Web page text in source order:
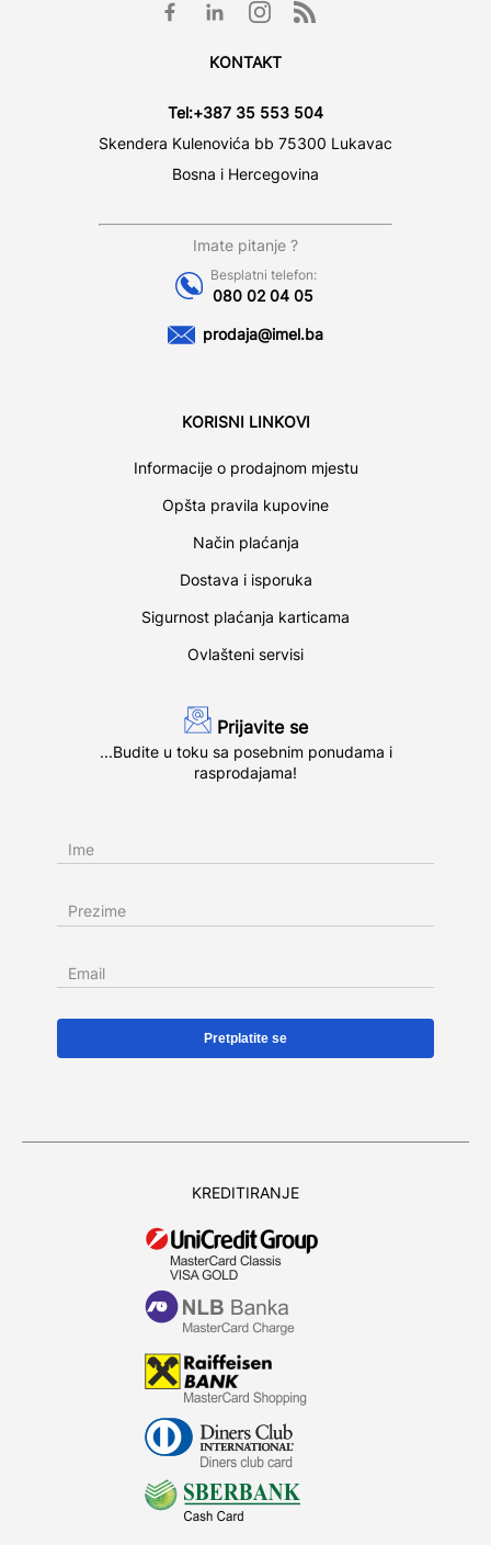
KONTAKT
Tel:+387 35 553 504
Skendera Kulenovića bb 75300 Lukavac
Bosna i Hercegovina
Imate pitanje ?
Besplatni telefon:
080 02 04 05
prodaja@imel.ba
KORISNI LINKOVI
Informacije o prodajnom mjestu
Opšta pravila kupovine
Način plaćanja
Dostava i isporuka
Sigurnost plaćanja karticama
Ovlašteni servisi
Prijavite se
...Budite u toku sa posebnim ponudama i
rasprodajama!
Ime
Prezime
Email
KREDITIRANJE